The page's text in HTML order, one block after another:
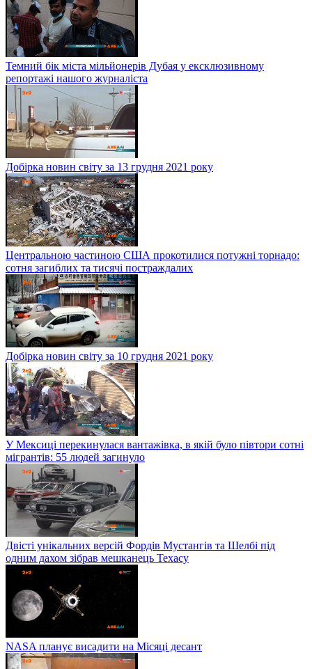
Темний бік міста мільйонерів Дубая у ексклюзивному
репортажі нашого журналіста
Добірка новин світу за 13 грудня 2021 року
Центральною частиною США прокотилися потужні торнадо:
сотня загиблих та тисячі постраждалих
Добірка новин світу за 10 грудня 2021 року
У Мексиці перекинулася вантажівка, в якій було півтори сотні
мігрантів: 55 людей загинуло
Двісті унікальних версій Фордів Мустангів та Шелбі під
одним дахом зібрав мешканець Техасу
NASA планує висадити на Місяці десант